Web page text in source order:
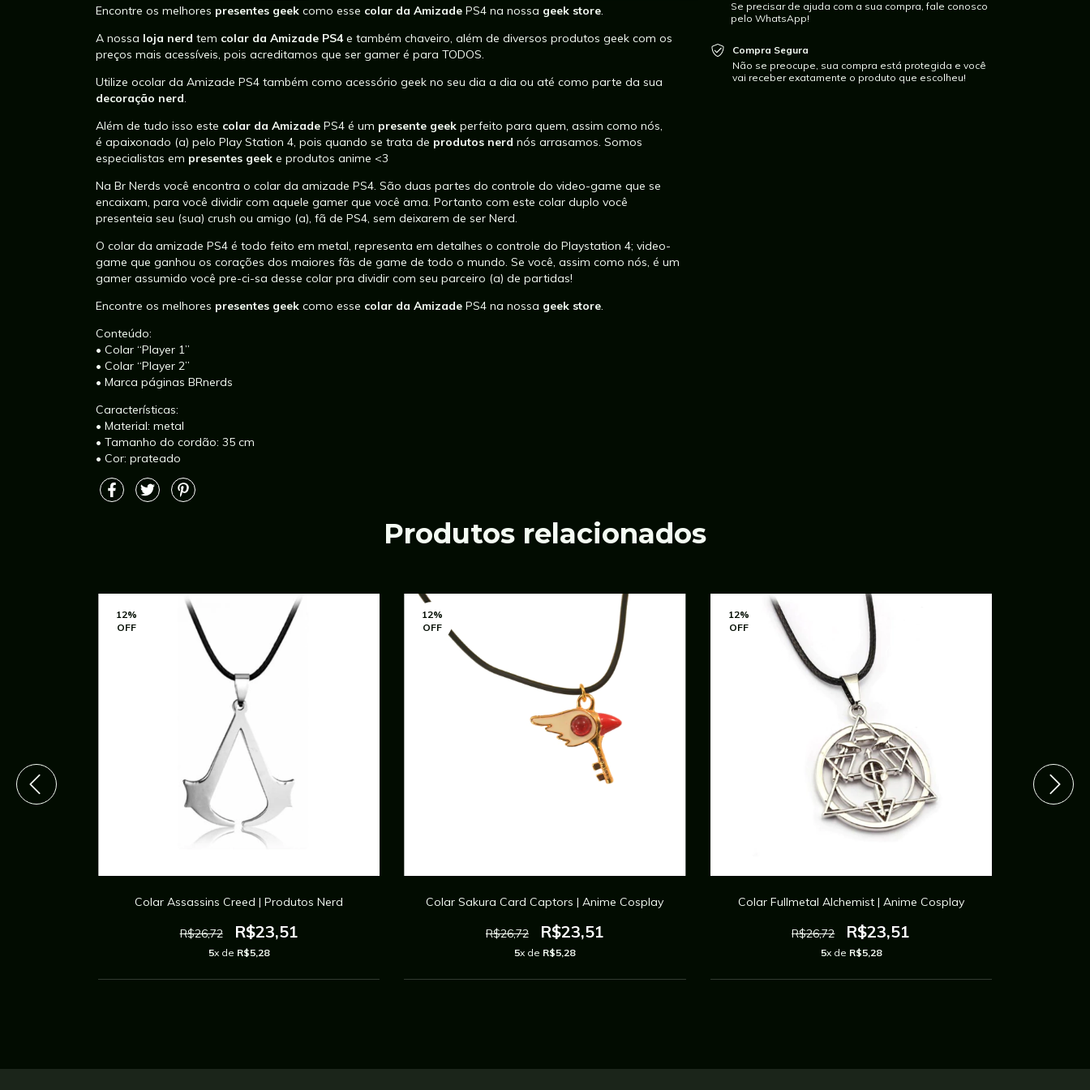
Encontre os melhores presentes geek como esse colar da Amizade PS4 na nossa geek store.
A nossa loja nerd tem colar da Amizade PS4e também chaveiro, além de diversos produtos geek com os
preços mais acessíveis, pois acreditamos que ser gamer é para TODOS.
Utilize ocolar da Amizade PS4 também como acessório geek no seu dia a dia ou até como parte da sua
decoração nerd.
Além de tudo isso este colar da Amizade PS4 é um presente geek perfeito para quem, assim como nós,
é apaixonado (a) pelo Play Station 4, pois quando se trata de produtos nerd nós arrasamos. Somos
especialistas em presentes geek e produtos anime <3
Na Br Nerds você encontra o colar da amizade PS4. São duas partes do controle do video-game que se
encaixam, para você dividir com aquele gamer que você ama. Portanto com este colar duplo você
presenteia seu (sua) crush ou amigo (a), fã de PS4, sem deixarem de ser Nerd.
O colar da amizade PS4 é todo feito em metal, representa em detalhes o controle do Playstation 4; video-
game que ganhou os corações dos maiores fãs de game de todo o mundo. Se você, assim como nós, é um
gamer assumido você pre-ci-sa desse colar pra dividir com seu parceiro (a) de partidas!
Encontre os melhores presentes geek como esse colar da Amizade PS4 na nossa geek store.
Conteúdo:
• Colar “Player 1”
• Colar “Player 2”
• Marca páginas BRnerds
Características:
• Material: metal
• Tamanho do cordão: 35 cm
• Cor: prateado
Se precisar de ajuda com a sua compra, fale conosco
pelo WhatsApp!
Compra Segura
Não se preocupe, sua compra está protegida e você
vai receber exatamente o produto que escolheu!
Produtos relacionados
12%
OFF
Colar Assassins Creed | Produtos Nerd
R$26,72 R$23,51
5x de R$5,28
12%
OFF
Colar Sakura Card Captors | Anime Cosplay
R$26,72 R$23,51
5x de R$5,28
12%
OFF
Colar Fullmetal Alchemist | Anime Cosplay
R$26,72 R$23,51
5x de R$5,28